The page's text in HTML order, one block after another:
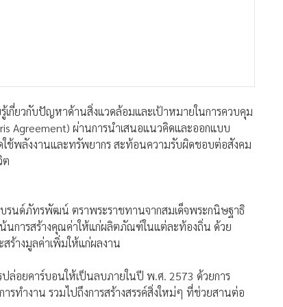
เกี่ยวกับปัญหาด้านสิ่งแวดล้อมและเป้าหมายในการควบคุม
Agreement) ผ่านการนำเสนอแนวคิดและออกแบบ
ใช้พลังงานและทรัพยากร สะท้อนความรับผิดชอบต่อสังคม
ต
นด์ภัทรพัฒน์ ตราพระราชทานจากสมเด็จพระกนิษฐาธิ
น้นการสร้างคุณค่าให้แก่ผลิตภัณฑ์ในแต่ละท้องถิ่น ด้วย
ร้างมูลค่าเพิ่มให้แก่ผลงาน
ล่อยคาร์บอนให้เป็นลบภายในปี พ.ศ. 2573 ด้วยการ
ทำงาน รวมไปถึงการสร้างสรรค์สิ่งใหม่ๆ ที่ช่วยสานต่อ